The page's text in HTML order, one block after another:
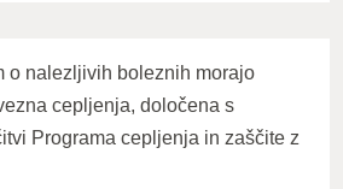
o nalezljivih boleznih morajo
cepljenja, določena s
Programa cepljenja in zaščite z